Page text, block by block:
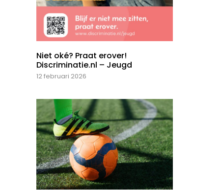
Niet oké? Praat erover!
Discriminatie.nl – Jeugd
12 februari 2026